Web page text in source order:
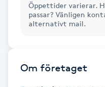
Gravidmassage
Gravidyoga
Öppettider varierar.
passar? Vänligen
alternativt mail.
Om företaget